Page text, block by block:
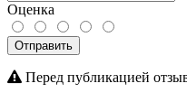
Оценка
Отправить
Перед публикацией